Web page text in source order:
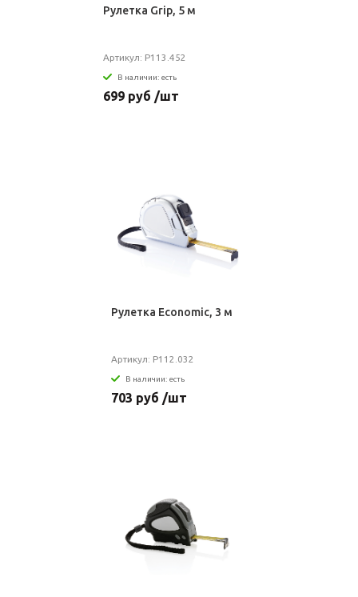
Рулетка Grip, 5 м
Артикул: P113.452
В наличии: есть
699 руб /шт
Рулетка Economic, 3 м
Артикул: P112.032
В наличии: есть
703 руб /шт